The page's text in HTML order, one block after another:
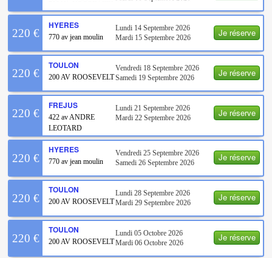
Je réserve
220 €
HYERES
770 av jean moulin
Lundi 14 Septembre 2026
Mardi 15 Septembre 2026
Je réserve
220 €
TOULON
200 AV ROOSEVELT
Vendredi 18 Septembre 2026
Samedi 19 Septembre 2026
Je réserve
220 €
FREJUS
422 av ANDRE
LEOTARD
Lundi 21 Septembre 2026
Mardi 22 Septembre 2026
Je réserve
220 €
HYERES
770 av jean moulin
Vendredi 25 Septembre 2026
Samedi 26 Septembre 2026
Je réserve
220 €
TOULON
200 AV ROOSEVELT
Lundi 28 Septembre 2026
Mardi 29 Septembre 2026
Je réserve
220 €
TOULON
200 AV ROOSEVELT
Lundi 05 Octobre 2026
Mardi 06 Octobre 2026